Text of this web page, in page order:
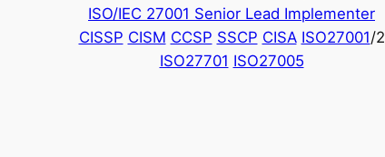
ISO/IEC 27001 Senior Lead Implementer
CISSP CISM CCSP SSCP CISA ISO27001/2
ISO27701 ISO27005